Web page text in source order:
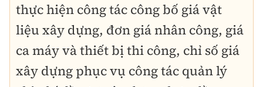
thực hiện công tác công bố giá vật
liệu xây dựng, đơn giá nhân công, giá
ca máy và thiết bị thi công, chỉ số giá
xây dựng phục vụ công tác quản lý